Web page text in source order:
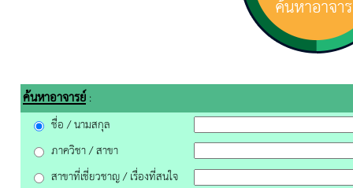
ค้นหาอาจารย์:
ชื่อ / นามสกุล
ภาควิชา / สาขา
สาขาที่เชี่ยวชาญ / เรื่องที่สนใจ